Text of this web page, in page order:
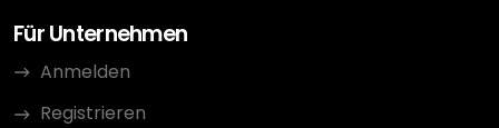
Für Unternehmen
Anmelden
Registrieren